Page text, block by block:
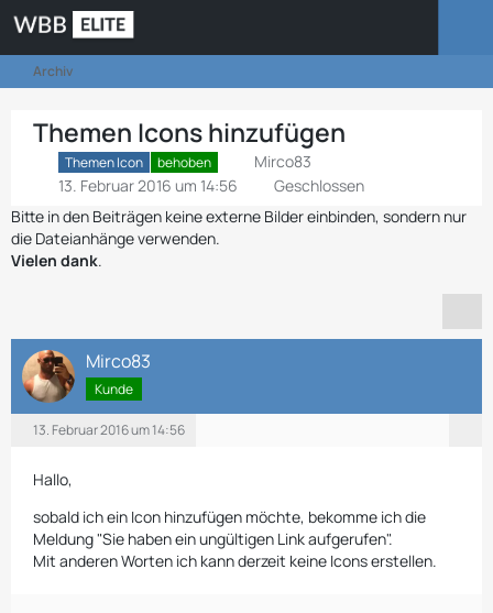
Archiv
Themen Icons hinzufügen
Themen Icon behoben
Mirco83
13. Februar 2016 um 14:56
Geschlossen
Bitte in den Beiträgen keine externe Bilder einbinden, sondern nur
die Dateianhänge verwenden.
Vielen dank.
Mirco83
Kunde
13. Februar 2016 um 14:56
Hallo,
sobald ich ein Icon hinzufügen möchte, bekomme ich die
Meldung "Sie haben ein ungültigen Link aufgerufen".
Mit anderen Worten ich kann derzeit keine Icons erstellen.